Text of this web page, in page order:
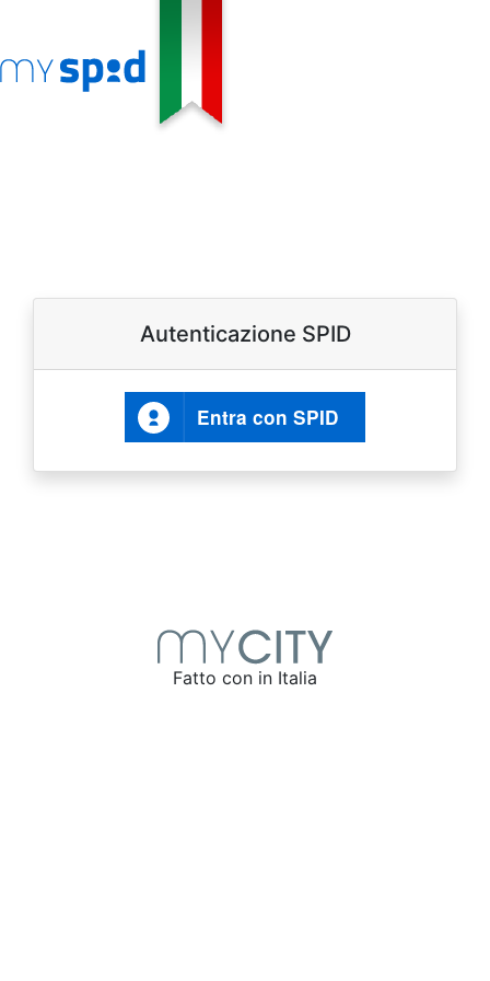
Autenticazione SPID
Entra con SPID
Fatto con in Italia